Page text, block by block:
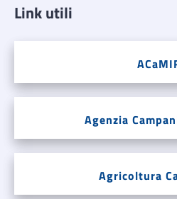
Link utili
Agenzia
Agricoltura